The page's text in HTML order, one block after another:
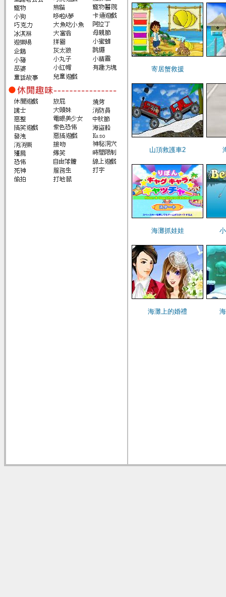
寄居蟹救援
山頂救護車2
海灘抓娃娃
海灘上的婚禮